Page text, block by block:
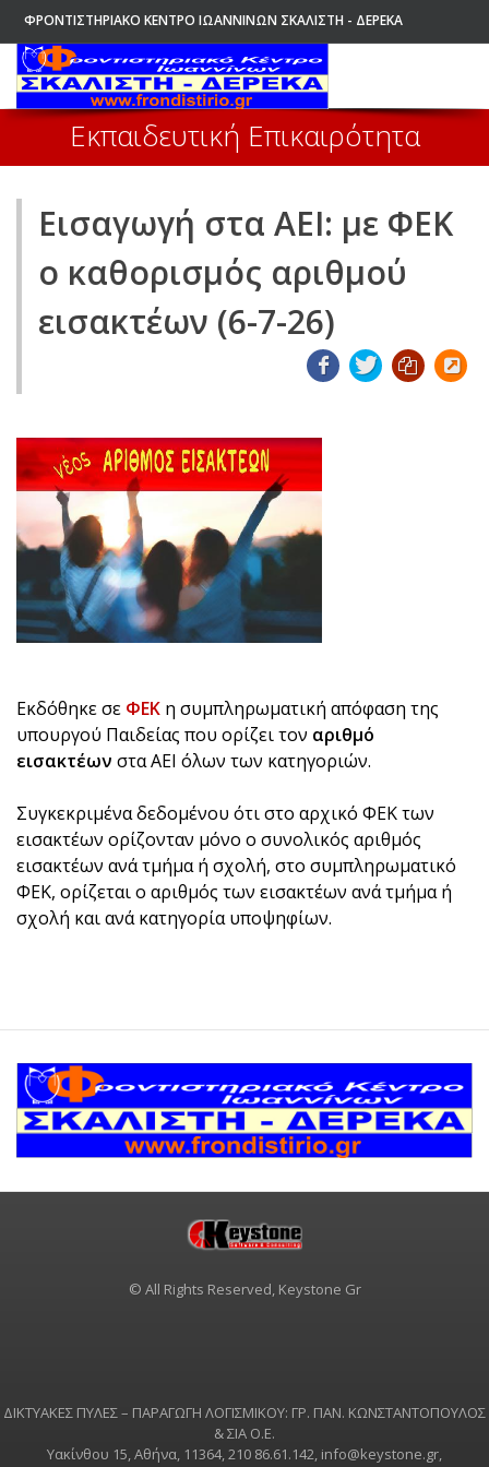
ΦΡΟΝΤΙΣΤΗΡΙΑΚΟ ΚΕΝΤΡΟ ΙΩΑΝΝΙΝΩΝ ΣΚΑΛΙΣΤΗ - ΔΕΡΕΚΑ
Εκπαιδευτική Επικαιρότητα
Εισαγωγή στα ΑΕΙ: με ΦΕΚ
ο καθορισμός αριθμού
εισακτέων (6-7-26)
Εκδόθηκε σε ΦΕΚ η συμπληρωματική απόφαση της
υπουργού Παιδείας που ορίζει τον αριθμό
εισακτέων στα ΑΕΙ όλων των κατηγοριών.
Συγκεκριμένα δεδομένου ότι στο αρχικό ΦΕΚ των
εισακτέων ορίζονταν μόνο ο συνολικός αριθμός
εισακτέων ανά τμήμα ή σχολή, στο συμπληρωματικό
ΦΕΚ, ορίζεται ο αριθμός των εισακτέων ανά τμήμα ή
σχολή και ανά κατηγορία υποψηφίων.
© All Rights Reserved, Keystone Gr
ΔΙΚΤΥΑΚΕΣ ΠΥΛΕΣ – ΠΑΡΑΓΩΓΗ ΛΟΓΙΣΜΙΚΟΥ: ΓΡ. ΠΑΝ. ΚΩΝΣΤΑΝΤΟΠΟΥΛΟΣ
& ΣΙΑ Ο.Ε.
Υακίνθου 15, Αθήνα, 11364, 210 86.61.142, info@keystone.gr,